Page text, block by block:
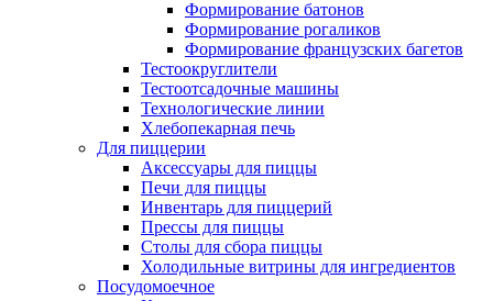
Формирование батонов
Формирование рогаликов
Формирование французских багетов
Тестоокруглители
Тестоотсадочные машины
Технологические линии
Хлебопекарная печь
Для пиццерии
Аксессуары для пиццы
Печи для пиццы
Инвентарь для пиццерий
Прессы для пиццы
Столы для сбора пиццы
Холодильные витрины для ингредиентов
Посудомоечное